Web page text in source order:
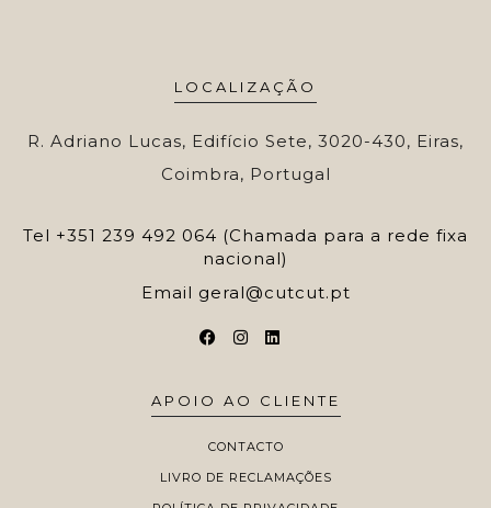
LOCALIZAÇÃO
R. Adriano Lucas, Edifício Sete, 3020-430, Eiras,
Coimbra, Portugal
Tel +351 239 492 064 (Chamada para a rede fixa
nacional)
Email geral@cutcut.pt
APOIO AO CLIENTE
CONTACTO
LIVRO DE RECLAMAÇÕES